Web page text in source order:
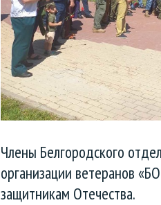
Члены Белгородского
организации ветеранов
защитникам Отечества.